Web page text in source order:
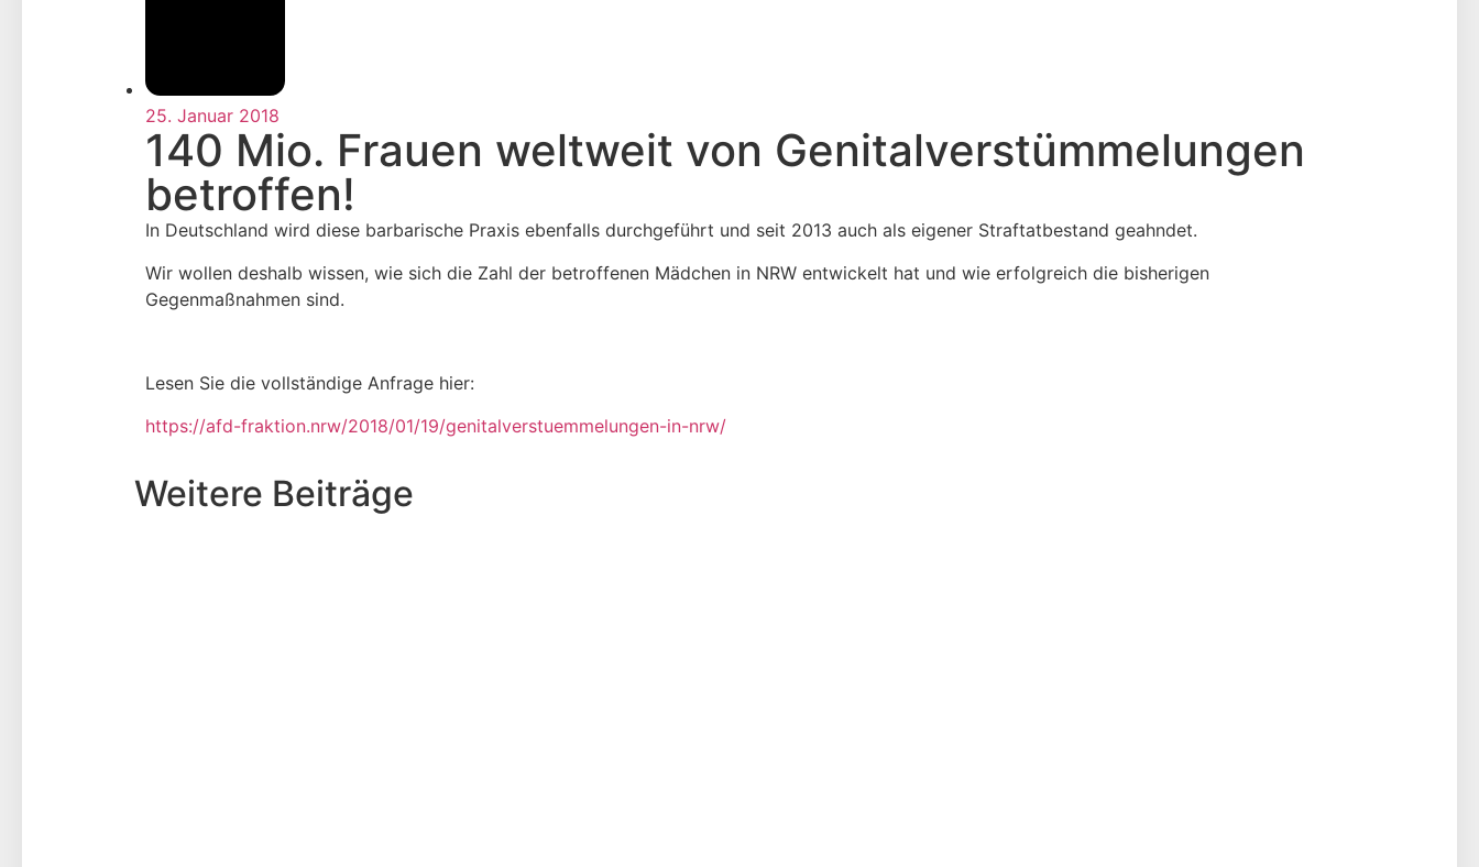
25. Januar 2018
140 Mio. Frauen weltweit von Genitalverstümmelungen
betroffen!
In Deutschland wird diese barbarische Praxis ebenfalls durchgeführt und seit 2013 auch als eigener Straftatbestand geahndet.
Wir wollen deshalb wissen, wie sich die Zahl der betroffenen Mädchen in NRW entwickelt hat und wie erfolgreich die bisherigen
Gegenmaßnahmen sind.
Lesen Sie die vollständige Anfrage hier:
https://afd-fraktion.nrw/2018/01/19/genitalverstuemmelungen-in-nrw/
Weitere Beiträge